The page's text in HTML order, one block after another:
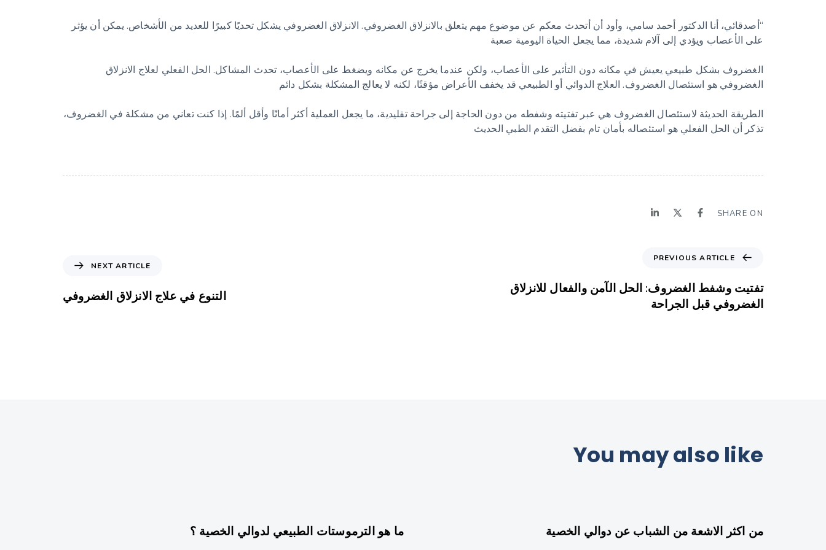
“أصدقائي، أنا الدكتور أحمد سامي، وأود أن أتحدث معكم عن موضوع مهم يتعلق بالانزلاق الغضروفي. الانزلاق الغضروفي يشكل تحديًا كبيرًا للعديد من الأشخاص. يمكن أن يؤثر
على الأعصاب ويؤدي إلى آلام شديدة، مما يجعل الحياة اليومية صعبة
الغضروف بشكل طبيعي يعيش في مكانه دون التأثير على الأعصاب، ولكن عندما يخرج عن مكانه ويضغط على الأعصاب، تحدث المشاكل. الحل الفعلي لعلاج الانزلاق
الغضروفي هو استئصال الغضروف. العلاج الدوائي أو الطبيعي قد يخفف الأعراض مؤقتًا، لكنه لا يعالج المشكلة بشكل دائم
الطريقة الحديثة لاستئصال الغضروف هي عبر تفتيته وشفطه من دون الحاجة إلى جراحة تقليدية، ما يجعل العملية أكثر أمانًا وأقل ألمًا. إذا كنت تعاني من مشكلة في الغضروف،
تذكر أن الحل الفعلي هو استئصاله بأمان تام بفضل التقدم الطبي الحديث
SHARE ON
PREVIOUS ARTICLE
تفتيت وشفط الغضروف: الحل الآمن والفعال للانزلاق
الغضروفي قبل الجراحة
NEXT ARTICLE
التنوع في علاج الانزلاق الغضروفي
You may also like
من اكثر الاشعة من الشباب عن دوالي الخصية ما هو الترموستات الطبيعي لدوالي الخصية ؟